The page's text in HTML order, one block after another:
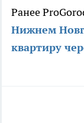
Ранее
Нижнем
квартиру